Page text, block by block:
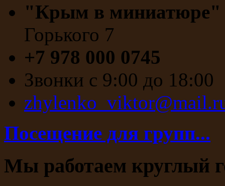
"Крым в
Горького 7
+7 978 000 0745
Звонки с 9:00 до 18:00
Посещение для групп...
Мы работаем круглый